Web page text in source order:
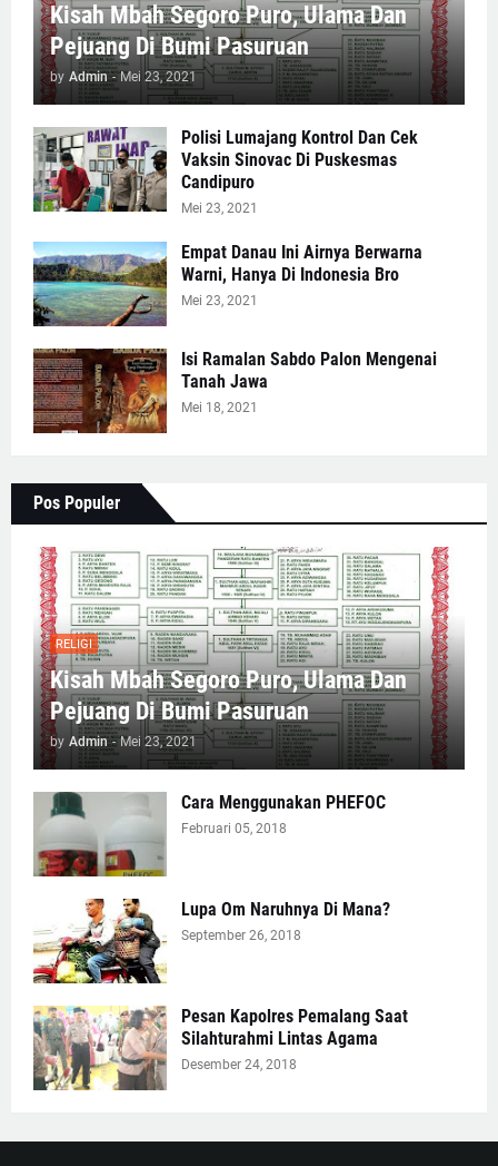
Kisah Mbah Segoro Puro, Ulama Dan
Pejuang Di Bumi Pasuruan
by Admin - Mei 23, 2021
Polisi Lumajang Kontrol Dan Cek
Vaksin Sinovac Di Puskesmas
Candipuro
Mei 23, 2021
Empat Danau Ini Airnya Berwarna
Warni, Hanya Di Indonesia Bro
Mei 23, 2021
Isi Ramalan Sabdo Palon Mengenai
Tanah Jawa
Mei 18, 2021
Pos Populer
RELIGI
Kisah Mbah Segoro Puro, Ulama Dan
Pejuang Di Bumi Pasuruan
by Admin - Mei 23, 2021
Cara Menggunakan PHEFOC
Februari 05, 2018
Lupa Om Naruhnya Di Mana?
September 26, 2018
Pesan Kapolres Pemalang Saat
Silahturahmi Lintas Agama
Desember 24, 2018